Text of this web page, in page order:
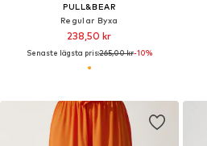
PULL&BEAR
Regular Byxa
238,50 kr
Senaste lägsta pris:265,00 kr-10%